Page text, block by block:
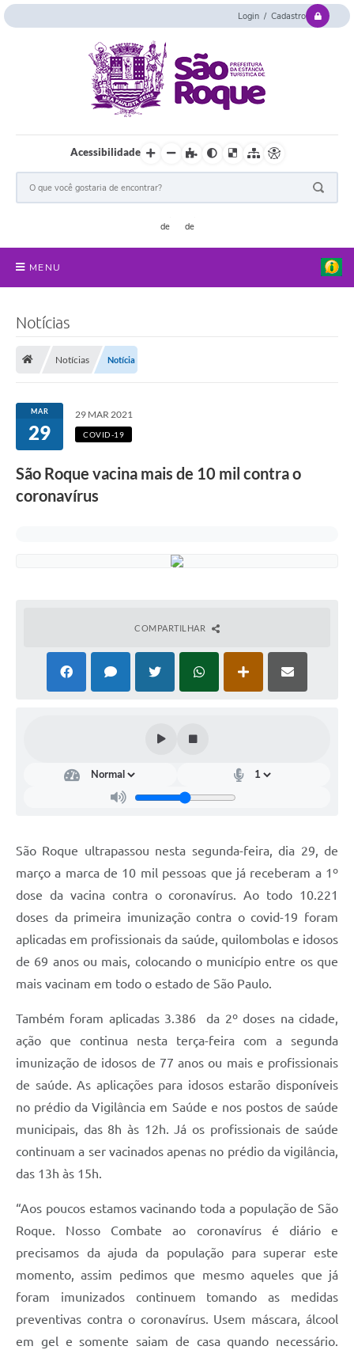
Login / Cadastro
Acessibilidade
MENU
Atribuições
Transparência
Arvorômetro
Audiência Pública
Central de Serviço
Contas Públicas
Creches
Cronograma coleta de lixo e seletiva
Banco do Povo
Biblioteca
Bancos conveniados e serviços disponíveis
Bolsas de estudo da Escola Cooperativa
Defesa Civil
Departamento de Bem-Estar Social
Horários de Ônibus - Jundiá
Inscrições para o Castramóvel
Nota Fiscal de Serviço Eletrônica
Notícias
Notícias Notícia
MAR
29
29 MAR 2021
COVID-19
São Roque vacina mais de 10 mil contra o
coronavírus
COMPARTILHAR
São Roque ultrapassou nesta segunda-feira, dia 29, de
março a marca de 10 mil pessoas que já receberam a 1º
dose da vacina contra o coronavírus. Ao todo 10.221
doses da primeira imunização contra o covid-19 foram
aplicadas em profissionais da saúde, quilombolas e idosos
de 69 anos ou mais, colocando o município entre os que
mais vacinam em todo o estado de São Paulo.
Também foram aplicadas 3.386 da 2º doses na cidade,
ação que continua nesta terça-feira com a segunda
imunização de idosos de 77 anos ou mais e profissionais
de saúde. As aplicações para idosos estarão disponíveis
no prédio da Vigilância em Saúde e nos postos de saúde
municipais, das 8h às 12h. Já os profissionais de saúde
continuam a ser vacinados apenas no prédio da vigilância,
das 13h às 15h.
“Aos poucos estamos vacinando toda a população de São
Roque. Nosso Combate ao coronavírus é diário e
precisamos da ajuda da população para superar este
momento, assim pedimos que mesmo aqueles que já
foram imunizados continuem tomando as medidas
preventivas contra o coronavírus. Usem máscara, álcool
em gel e somente saiam de casa quando necessário.